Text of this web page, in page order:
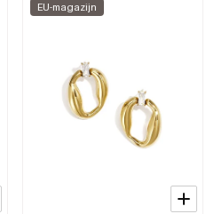
EU-magazijn